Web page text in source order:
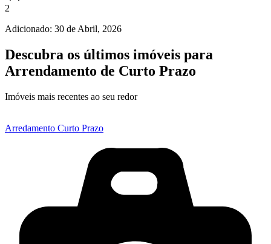
2
Adicionado: 30 de Abril, 2026
Descubra os últimos imóveis para
Arrendamento de Curto Prazo
Imóveis mais recentes ao seu redor
Arredamento Curto Prazo